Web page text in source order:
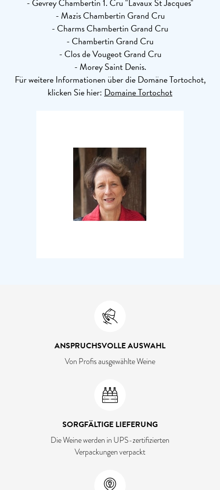
- Gevrey Chambertin 1. Cru "Lavaux St Jacques"
- Mazis Chambertin Grand Cru
- Charms Chambertin Grand Cru
- Chambertin Grand Cru
- Clos de Vougeot Grand Cru
- Morey Saint Denis.
Für weitere Informationen über die Domäne Tortochot,
klicken Sie hier:Domaine Tortochot
ANSPRUCHSVOLLE AUSWAHL
Von Profis ausgewählte Weine
SORGFÄLTIGE LIEFERUNG
Die Weine werden in UPS-zertifizierten
Verpackungen verpackt